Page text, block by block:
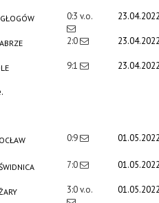
0:3 v.o.
2:0
9:1
0:9
7:0
3:0 v.o.